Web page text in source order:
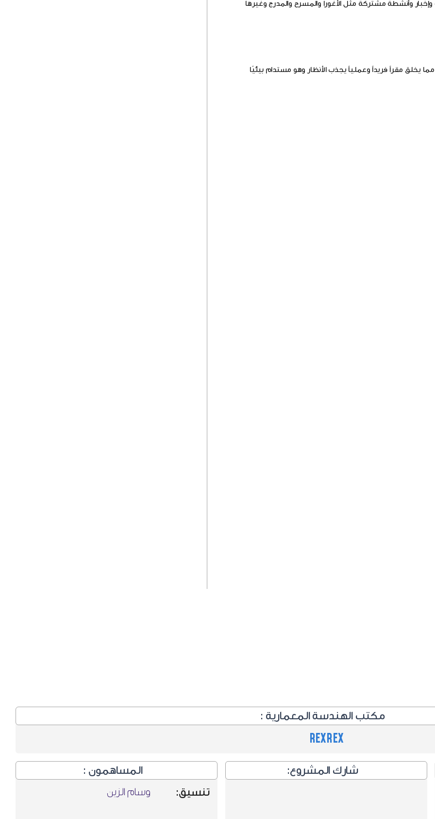
وأنشطة مشتركة مثل الأغورا والمسرح والمدرج وغيرها
يخلق مقراً فريداً وعملياً يجذب الأنظار وهو مستدام بيئيًا
مكتب الهندسة المعمارية :
REX
REX
المساهمون :
تنسيق:
وسام الزين
شارك المشروع: